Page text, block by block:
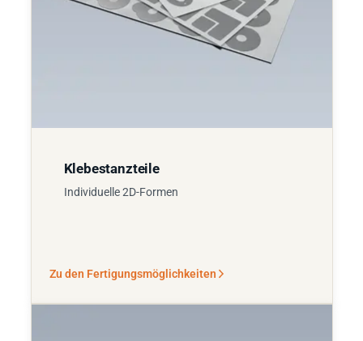
Klebestanzteile
Individuelle 2D-Formen
Zu den Fertigungsmöglichkeiten